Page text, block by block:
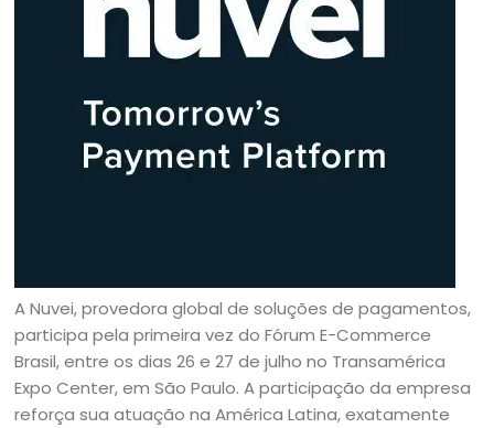
A Nuvei, provedora global de soluções de pagamentos,
participa pela primeira vez do Fórum E-Commerce
Brasil, entre os dias 26 e 27 de julho no Transamérica
Expo Center, em São Paulo. A participação da empresa
reforça sua atuação na América Latina, exatamente